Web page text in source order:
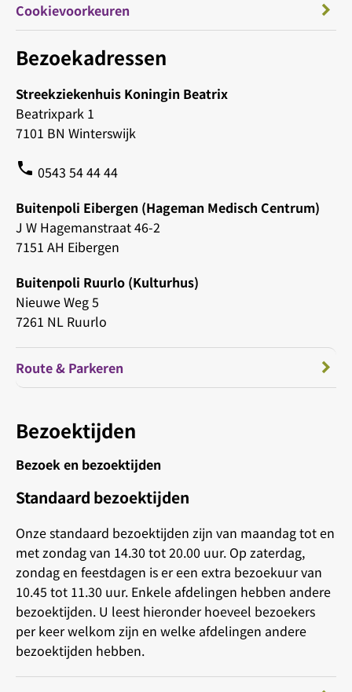
Bezoekadressen
Streekziekenhuis Koningin Beatrix
Beatrixpark 1
7101 BN Winterswijk
phone 0543 54 44 44
Buitenpoli Eibergen (Hageman Medisch Centrum)
J W Hagemanstraat 46-2
7151 AH Eibergen
Buitenpoli Ruurlo (Kulturhus)
Nieuwe Weg 5
7261 NL Ruurlo
Route & Parkeren
Bezoektijden
Bezoek en bezoektijden
Standaard bezoektijden
Onze standaard bezoektijden zijn van maandag tot en
met zondag van 14.30 tot 20.00 uur. Op zaterdag,
zondag en feestdagen is er een extra bezoekuur van
10.45 tot 11.30 uur. Enkele afdelingen hebben andere
bezoektijden. U leest hieronder hoeveel bezoekers
per keer welkom zijn en welke afdelingen andere
bezoektijden hebben.
Cookievoorkeuren